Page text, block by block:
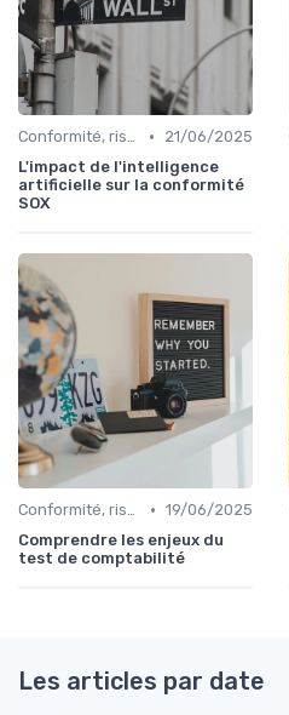
Conformité, risques & réglementation •
21/06/2025
L'impact de l'intelligence
artificielle sur la conformité
SOX
Conformité, risques & réglementation • 19/06/2025
Comprendre les enjeux du
test de comptabilité
Les articles par date